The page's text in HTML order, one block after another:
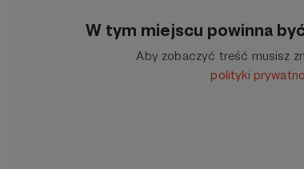
W tym miejscu powinna
Aby zobaczyć treść musisz
polityki